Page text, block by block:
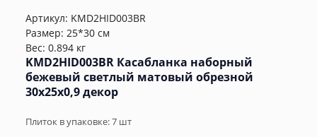
Артикул: KMD2HID003BR
Размер: 25*30 см
Вес: 0.894 кг
KMD2HID003BR Касабланка наборный
бежевый светлый матовый обрезной
30x25x0,9 декор
Плиток в упаковке:7 шт